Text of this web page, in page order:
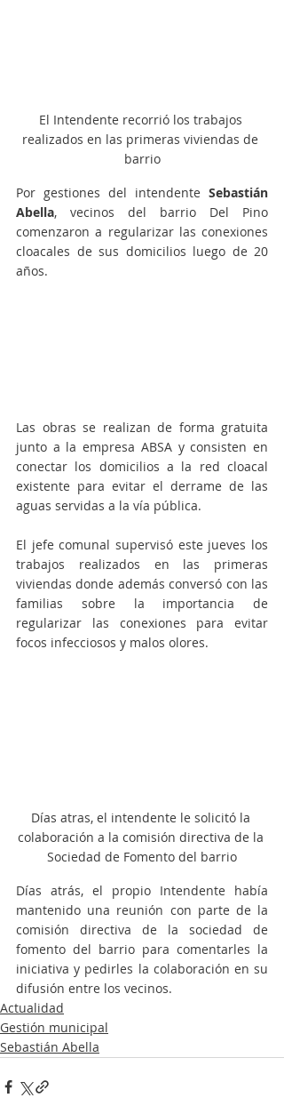
El Intendente recorrió los trabajos
realizados en las primeras viviendas de
barrio
Por gestiones del intendente Sebastián
Abella, vecinos del barrio Del Pino
comenzaron a regularizar las conexiones
cloacales de sus domicilios luego de 20
años.
Las obras se realizan de forma gratuita
junto a la empresa ABSA y consisten en
conectar los domicilios a la red cloacal
existente para evitar el derrame de las
aguas servidas a la vía pública.
El jefe comunal supervisó este jueves los
trabajos realizados en las primeras
viviendas donde además conversó con las
familias sobre la importancia de
regularizar las conexiones para evitar
focos infecciosos y malos olores.
Días atras, el intendente le solicitó la
colaboración a la comisión directiva de la
Sociedad de Fomento del barrio
Días atrás, el propio Intendente había
mantenido una reunión con parte de la
comisión directiva de la sociedad de
fomento del barrio para comentarles la
iniciativa y pedirles la colaboración en su
difusión entre los vecinos.
Actualidad
Gestión municipal
Sebastián Abella